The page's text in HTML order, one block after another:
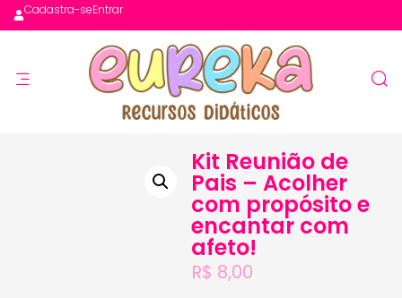
Cadastra-seEntrar
Kit Reunião de
Pais – Acolher
com propósito e
encantar com
afeto!
R$ 8,00